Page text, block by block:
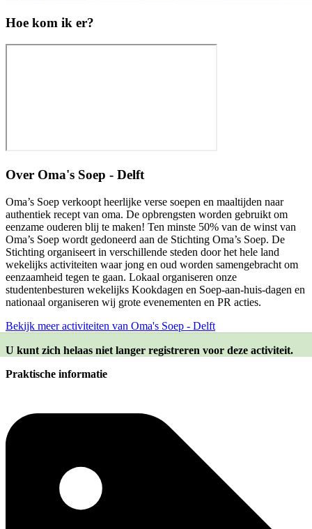
Hoe kom ik er?
Over Oma's Soep - Delft
Oma’s Soep verkoopt heerlijke verse soepen en maaltijden naar
authentiek recept van oma. De opbrengsten worden gebruikt om
eenzame ouderen blij te maken! Ten minste 50% van de winst van
Oma’s Soep wordt gedoneerd aan de Stichting Oma’s Soep. De
Stichting organiseert in verschillende steden door het hele land
wekelijks activiteiten waar jong en oud worden samengebracht om
eenzaamheid tegen te gaan. Lokaal organiseren onze
studentenbesturen wekelijks Kookdagen en Soep-aan-huis-dagen en
nationaal organiseren wij grote evenementen en PR acties.
Bekijk meer activiteiten van Oma's Soep - Delft
U kunt zich helaas niet langer registreren voor deze activiteit.
Praktische informatie